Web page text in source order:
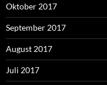
Oktober 2017
September 2017
August 2017
Juli 2017